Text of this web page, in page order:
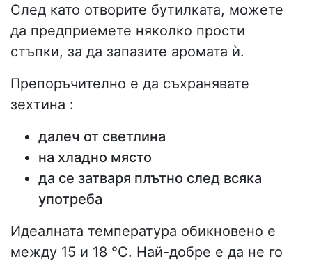
След като отворите бутилката, можете
да предприемете няколко прости
стъпки, за да запазите аромата ѝ.
Препоръчително е да съхранявате
зехтина :
далеч от светлина
на хладно място
да се затваря плътно след всяка
употреба
Идеалната температура обикновено е
между 15 и 18 °C. Най-добре е да не го